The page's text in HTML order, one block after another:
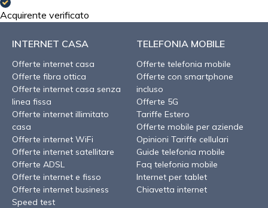
Acquirente verificato
INTERNET CASA
Offerte internet casa
Offerte fibra ottica
Offerte internet casa senza
linea fissa
Offerte internet illimitato
casa
Offerte internet WiFi
Offerte internet satellitare
Offerte ADSL
Offerte internet e fisso
Offerte internet business
Speed test
TELEFONIA MOBILE
Offerte telefonia mobile
Offerte con smartphone
incluso
Offerte 5G
Tariffe Estero
Offerte mobile per aziende
Opinioni Tariffe cellulari
Guide telefonia mobile
Faq telefonia mobile
Internet per tablet
Chiavetta internet